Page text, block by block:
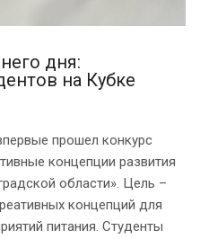
дня:
на Кубке
прошел конкурс
концепции развития
области». Цель –
концепций для
питания. Студенты